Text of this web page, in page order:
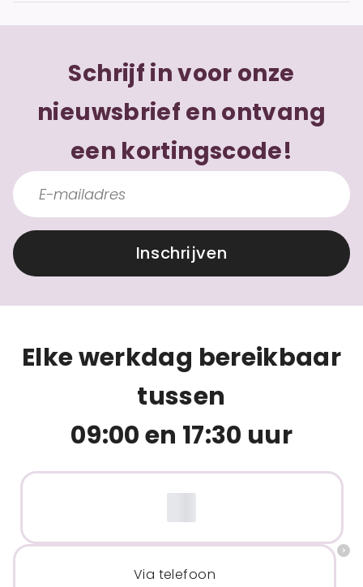
Schrijf in voor onze
nieuwsbrief en ontvang
een kortingscode!
Inschrijven
Elke werkdag bereikbaar
tussen
09:00 en 17:30 uur
Via telefoon